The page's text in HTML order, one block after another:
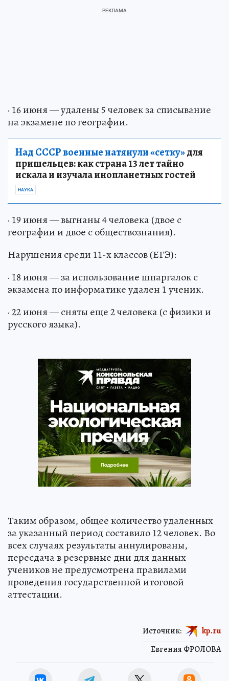
· 16 июня — удалены 5 человек за списывание
на экзамене по географии.
Над СССР военные натянули «сетку»для
пришельцев: как страна 13 лет тайно
искала и изучала инопланетных гостей
НАУКА
· 19 июня — выгнаны 4 человека (двое с
географии и двое с обществознания).
Нарушения среди 11-х классов (ЕГЭ):
· 18 июня — за использование шпаргалок с
экзамена по информатике удален 1 ученик.
· 22 июня — сняты еще 2 человека (с физики и
русского языка).
Таким образом, общее количество удаленных
за указанный период составило 12 человек. Во
всех случаях результаты аннулированы,
пересдача в резервные дни для данных
учеников не предусмотрена правилами
проведения государственной итоговой
аттестации.
Евгения ФРОЛОВА
Источник: kp.ru